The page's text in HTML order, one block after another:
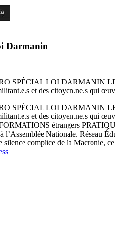
Darmanin
SPÉCIAL LOI DARMANIN LE
et des citoyen.ne.s qui
SPÉCIAL LOI DARMANIN LE
et des citoyen.ne.s qui
étrangers
l’Assemblée Nationale. Réseau
silence complice de la Macronie,